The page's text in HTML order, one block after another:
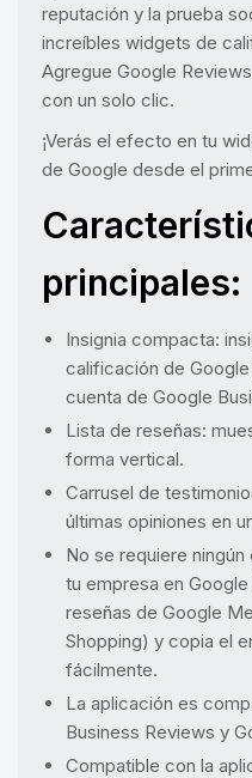
reputación y la prueba
increíbles widgets de
Agregue Google
con un solo clic.
¡Verás el efecto en tu
de Google desde el
principales:
Insignia compacta:
calificación de
cuenta de Google
Lista de reseñas:
forma vertical.
Carrusel de
últimas opiniones en
No se requiere
tu empresa en
reseñas de Google
Shopping) y copia el
fácilmente.
La aplicación es
Business Reviews y
Compatible con la